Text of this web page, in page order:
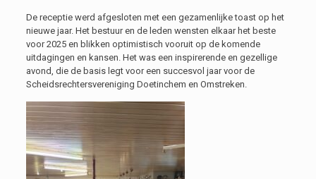
De receptie werd afgesloten met een gezamenlijke toast op het
nieuwe jaar. Het bestuur en de leden wensten elkaar het beste
voor 2025 en blikken optimistisch vooruit op de komende
uitdagingen en kansen. Het was een inspirerende en gezellige
avond, die de basis legt voor een succesvol jaar voor de
Scheidsrechtersvereniging Doetinchem en Omstreken.